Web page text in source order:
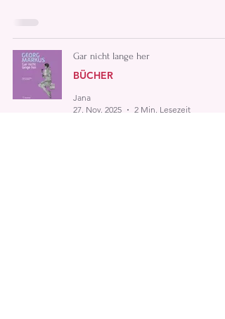
Gar nicht lange her
BÜCHER
Jana
27. Nov. 2025
2 Min. Lesezeit